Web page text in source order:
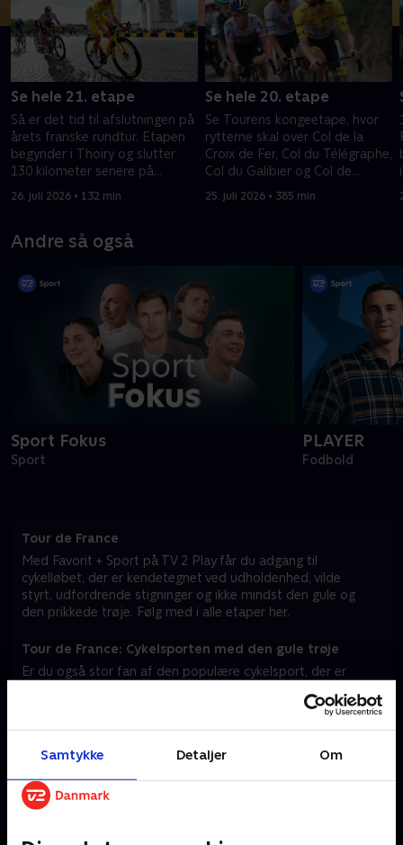
Samtykke Detaljer Om
Se hele 21. etape
Så er det tid til afslutningen på
årets franske rundtur. Etapen
begynder i Thoiry og slutter
130 kilometer senere på
26. juli 2026 • 132 min
Se hele 20. etape
Se Tourens kongeetape, hvor
rytterne skal over Col de la
Croix de Fer, Col du Télégraphe,
Col du Galibier og Col de
Alpe d’Huez.
25. juli 2026 • 385 min
Andre så også
Sport Fokus
Sport
PLAYER
Fodbold
Tour de France
Med Favorit + Sport på TV 2 Play får du adgang til
cykelløbet, der er kendetegnet ved udholdenhed, vilde
styrt, udfordrende stigninger og ikke mindst den gule og
den prikkede trøje. Følg med i alle etaper her.
Tour de France: Cykelsporten med den gule trøje
Er du også stor fan af den populære cykelsport, der er
Så er du landet det rette sted. På TV 2 Play kan du nemlig
terrænet og ikke mindst hinanden om den ikoniske, gule
førertrøje. Historien om Tour de France strækker sig over